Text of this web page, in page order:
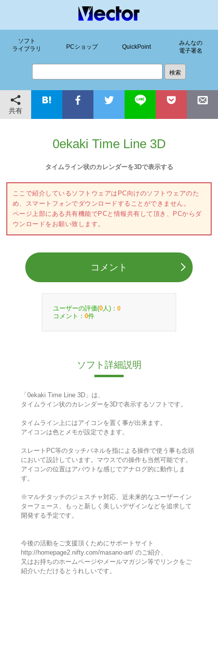
ソフト
ライブラリ
PCショップ QuickPoint
みんなの
電子署名
共有
0ekaki Time Line 3D
タイムライン状のカレンダーを3Dで表示する
ここで紹介しているソフトウェアはPC向けのソフトウェアのた
め、スマートフォンでダウンロードすることができません。
ページ上部にある共有機能でPCと情報共有して頂き、PCからダ
ウンロードをお願い致します。
コメント
ユーザーの評価(0 人)： 0
コメント： 0件
ソフト詳細説明
「0ekaki Time Line 3D」は、
タイムライン状のカレンダーを3Dで表示するソフトです。
タイムライン上にはアイコンを置く事が出来ます。
アイコンは色とメモが設定できます。
スレートPC等のタッチパネルを指による操作で使う事も念頭
において設計しています。マウスでの操作も当然可能です。
アイコンの位置はアバウトな感じでアナログ的に動作しま
す。
※マルチタッチのジェスチャ対応、近未来的なユーザーイン
ターフェース、もっと新しく美しいデザインなどを追求して
開発する予定です。
今後の活動をご支援頂くためにサポートサイト
http://homepage2.nifty.com/masano-art/ のご紹介、
又はお持ちのホームページやメールマガジン等でリンクをご
紹介いただけるとうれしいです。